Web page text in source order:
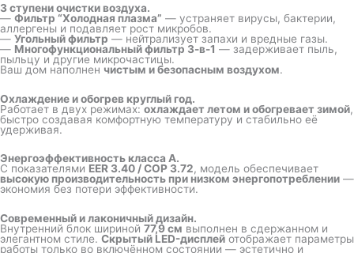
3 ступени очистки воздуха.
— Фильтр “Холодная плазма” — устраняет вирусы, бактерии,
аллергены и подавляет рост микробов.
— Угольный фильтр — нейтрализует запахи и вредные газы.
— Многофункциональный фильтр 3-в-1 — задерживает пыль,
пыльцу и другие микрочастицы.
Ваш дом наполнен чистым и безопасным воздухом.
Охлаждение и обогрев круглый год.
Работает в двух режимах:охлаждает летом и обогревает зимой,
быстро создавая комфортную температуру и стабильно её
удерживая.
Энергоэффективность класса A.
С показателями EER 3.40 / COP 3.72, модель обеспечивает
высокую производительность при низком энергопотреблении —
экономия без потери эффективности.
Современный и лаконичный дизайн.
Внутренний блок шириной 77,9 см выполнен в сдержанном и
элегантном стиле. Скрытый LED-дисплей отображает параметры
работы только во включённом состоянии — эстетично и